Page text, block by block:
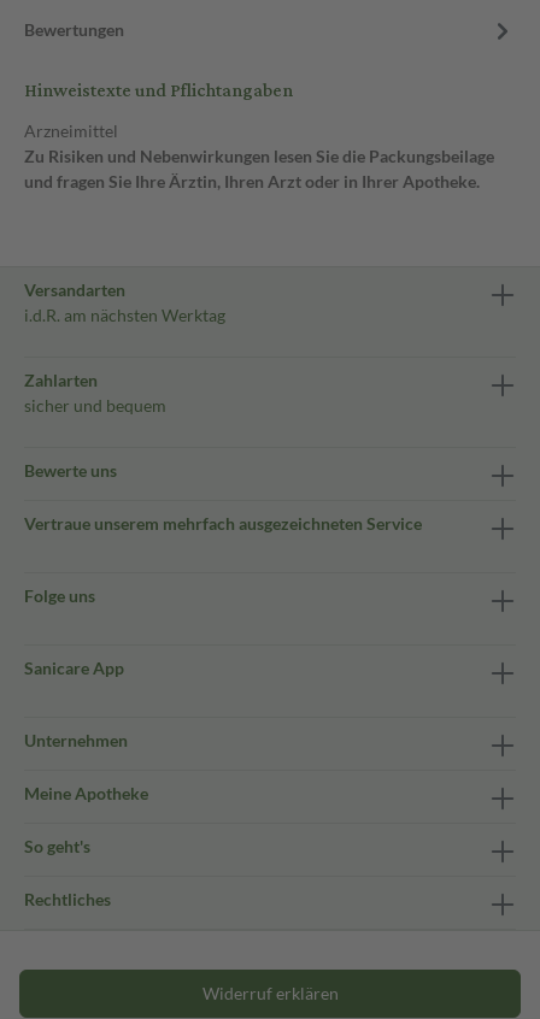
Bewertungen
Hinweistexte und Pflichtangaben
Arzneimittel
Zu Risiken und Nebenwirkungen lesen Sie die Packungsbeilage
und fragen Sie Ihre Ärztin, Ihren Arzt oder in Ihrer Apotheke.
Versandarten
i.d.R. am nächsten Werktag
Zahlarten
sicher und bequem
Bewerte uns
Vertraue unserem mehrfach ausgezeichneten Service
Folge uns
Sanicare App
Unternehmen
Meine Apotheke
So geht's
Rechtliches
Widerruf erklären